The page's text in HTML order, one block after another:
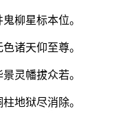
柳星标本位。
诸天仰至尊。
灵幡拔众若。
地狱尽消除。